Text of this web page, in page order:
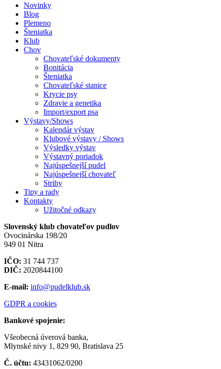
Novinky
Blog
Plemeno
Šteniatka
Klub
Chov
Chovateľské dokumenty
Bonitácia
Šteniatka
Chovateľské stanice
Krycie psy
Zdravie a genetika
Import/export psa
Výstavy/Shows
Kalendár výstav
Klubové výstavy / Shows
Výsledky výstav
Výstavný poriadok
Najúspešnejší pudel
Najúspešnejší chovateľ
Strihy
Tipy a rady
Kontakty
Užitočné odkazy
Slovenský klub chovateľov pudlov
Ovocinárska 198/20
949 01 Nitra
IČO: 31 744 737
DIČ: 2020844100
E-mail: info@pudelklub.sk
GDPR a cookies
Bankové spojenie:
Všeobecná úverová banka,
Mlynské nivy 1, 829 90, Bratislava 25
Č. účtu: 43431062/0200